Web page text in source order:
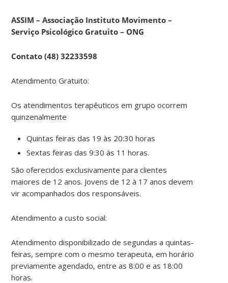
ASSIM – Associação Instituto Movimento –
Serviço Psicológico Gratuito – ONG
Contato (48) 32233598
Atendimento Gratuito:
Os atendimentos terapêuticos em grupo ocorrem
quinzenalmente
Quintas feiras das 19 às 20:30 horas
Sextas feiras das 9:30 às 11 horas.
São oferecidos exclusivamente para clientes
maiores de 12 anos. Jovens de 12 à 17 anos devem
vir acompanhados dos responsáveis.
Atendimento a custo social:
Atendimento disponibilizado de segundas a quintas-
feiras, sempre com o mesmo terapeuta, em horário
previamente agendado, entre as 8:00 e as 18:00
horas.